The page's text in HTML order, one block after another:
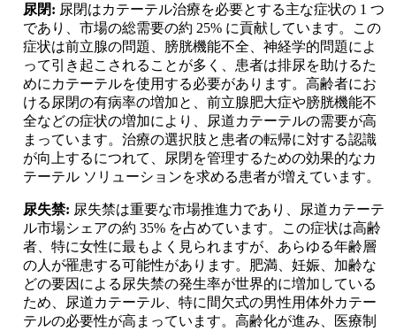
尿閉: 尿閉はカテーテル治療を必要とする主な症状の 1 つ
であり、市場の総需要の約 25% に貢献しています。この
症状は前立腺の問題、膀胱機能不全、神経学的問題によ
って引き起こされることが多く、患者は排尿を助けるた
めにカテーテルを使用する必要があります。高齢者にお
ける尿閉の有病率の増加と、前立腺肥大症や膀胱機能不
全などの症状の増加により、尿道カテーテルの需要が高
まっています。治療の選択肢と患者の転帰に対する認識
が向上するにつれて、尿閉を管理するための効果的なカ
テーテル ソリューションを求める患者が増えています。
尿失禁: 尿失禁は重要な市場推進力であり、尿道カテーテ
ル市場シェアの約 35% を占めています。この症状は高齢
者、特に女性に最もよく見られますが、あらゆる年齢層
の人が罹患する可能性があります。肥満、妊娠、加齢な
どの要因による尿失禁の発生率が世界的に増加している
ため、尿道カテーテル、特に間欠式の男性用体外カテー
テルの必要性が高まっています。高齢化が進み、医療制